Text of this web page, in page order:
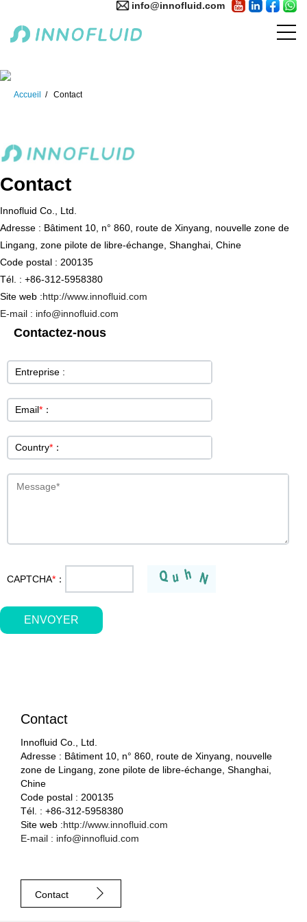
info@innofluid.com
Accueil Contact
Contact
Innofluid Co., Ltd.
Adresse : Bâtiment 10, n° 860, route de Xinyang, nouvelle zone de
Lingang, zone pilote de libre-échange, Shanghai, Chine
Code postal : 200135
Tél. : +86-312-5958380
Site web :http://www.innofluid.com
E-mail : info@innofluid.com
Contactez-nous
Entreprise :
Email* ：
Country* ：
CAPTCHA* ：
ENVOYER
Contact
Innofluid Co., Ltd.
Adresse : Bâtiment 10, n° 860, route de Xinyang, nouvelle
zone de Lingang, zone pilote de libre-échange, Shanghai,
Chine
Code postal : 200135
Tél. : +86-312-5958380
Site web :http://www.innofluid.com
E-mail : info@innofluid.com
Contact